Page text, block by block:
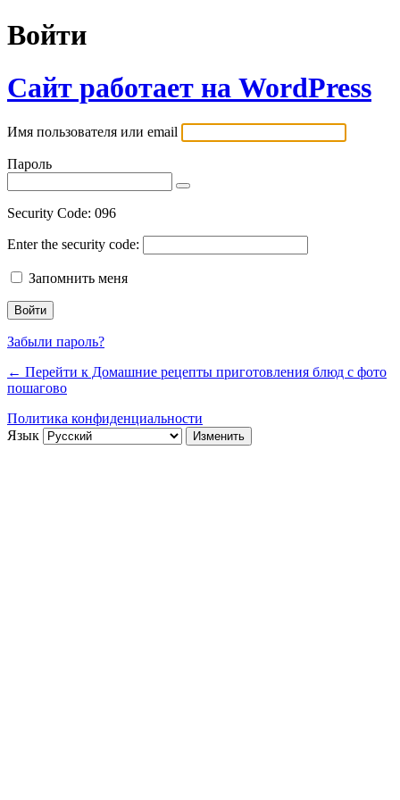
Войти
Сайт работает на WordPress
Имя пользователя или email
Пароль
Security Code: 096
Enter the security code:
Запомнить меня
Забыли пароль?
← Перейти к Домашние рецепты приготовления блюд с фото
пошагово
Политика конфиденциальности
Язык